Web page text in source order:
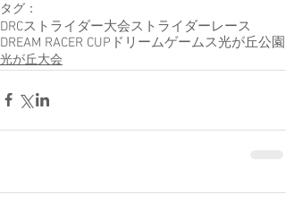
タグ：
DRCストライダー大会ストライダーレース
DREAM RACER CUP ドリームゲームス光が丘公園
光が丘大会